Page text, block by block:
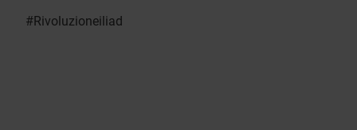
#Rivoluzioneiliad